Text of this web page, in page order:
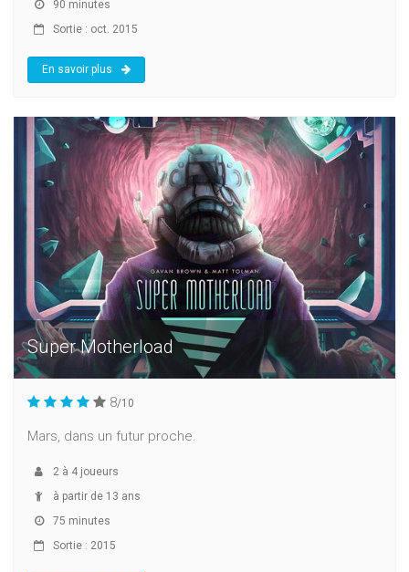
90 minutes
Sortie : oct. 2015
En savoir plus
Super Motherload
8/10
Mars, dans un futur proche.
2 à 4 joueurs
à partir de 13 ans
75 minutes
Sortie : 2015